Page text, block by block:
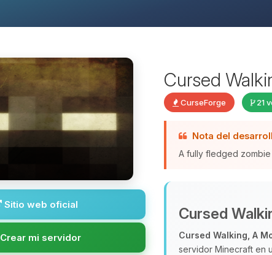
Sitio web oficial
Crear mi servidor
Cursed
CurseForge 21
Nota del
A fully fledged
Cursed
Cursed Walking, A
servidor Minecraft en